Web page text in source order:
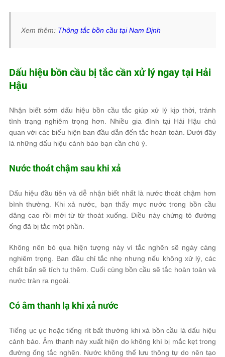
Xem thêm: Thông tắc bồn cầu tại Nam Định
Dấu hiệu bồn cầu bị tắc cần xử lý ngay tại Hải
Hậu
Nhận biết sớm dấu hiệu bồn cầu tắc giúp xử lý kịp thời, tránh
tình trạng nghiêm trọng hơn. Nhiều gia đình tại Hải Hậu chủ
quan với các biểu hiện ban đầu dẫn đến tắc hoàn toàn. Dưới đây
là những dấu hiệu cảnh báo bạn cần chú ý.
Nước thoát chậm sau khi xả
Dấu hiệu đầu tiên và dễ nhận biết nhất là nước thoát chậm hơn
bình thường. Khi xả nước, bạn thấy mực nước trong bồn cầu
dâng cao rồi mới từ từ thoát xuống. Điều này chứng tỏ đường
ống đã bị tắc một phần.
Không nên bỏ qua hiện tượng này vì tắc nghẽn sẽ ngày càng
nghiêm trọng. Ban đầu chỉ tắc nhẹ nhưng nếu không xử lý, các
chất bẩn sẽ tích tụ thêm. Cuối cùng bồn cầu sẽ tắc hoàn toàn và
nước tràn ra ngoài.
Có âm thanh lạ khi xả nước
Tiếng ục ục hoặc tiếng rít bất thường khi xả bồn cầu là dấu hiệu
cảnh báo. Âm thanh này xuất hiện do không khí bị mắc kẹt trong
đường ống tắc nghẽn. Nước không thể lưu thông tự do nên tạo